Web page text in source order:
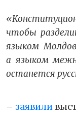
чтобы
языком
а языком
останется
– заявили